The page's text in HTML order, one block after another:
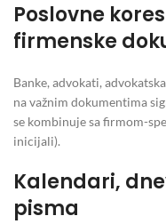
Poslovne
firmenske
Banke, advokati,
na važnim dokumentima
se kombinuje sa firmom-
inicijali).
Kalendari,
pisma